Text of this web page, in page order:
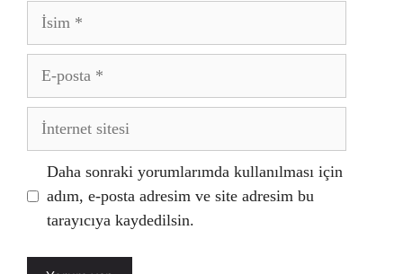
İsim
posta
İnternet
Daha sonraki yorumlarımda kullanılması için
adım, e-posta adresim ve site adresim bu
tarayıcıya kaydedilsin.